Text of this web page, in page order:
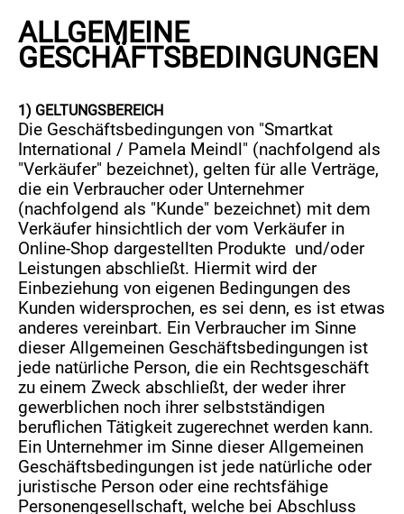
ALLGEMEINE
GESCHÄFTSBEDINGUNGEN
1) GELTUNGSBEREICH
Die Geschäftsbedingungen von "Smartkat
International / Pamela Meindl" (nachfolgend als
"Verkäufer" bezeichnet), gelten für alle Verträge,
die ein Verbraucher oder Unternehmer
(nachfolgend als "Kunde" bezeichnet) mit dem
Verkäufer hinsichtlich der vom Verkäufer in
Online-Shop dargestellten Produkte und/oder
Leistungen abschließt. Hiermit wird der
Einbeziehung von eigenen Bedingungen des
Kunden widersprochen, es sei denn, es ist etwas
anderes vereinbart. Ein Verbraucher im Sinne
dieser Allgemeinen Geschäftsbedingungen ist
jede natürliche Person, die ein Rechtsgeschäft
zu einem Zweck abschließt, der weder ihrer
gewerblichen noch ihrer selbstständigen
beruflichen Tätigkeit zugerechnet werden kann.
Ein Unternehmer im Sinne dieser Allgemeinen
Geschäftsbedingungen ist jede natürliche oder
juristische Person oder eine rechtsfähige
Personengesellschaft, welche bei Abschluss